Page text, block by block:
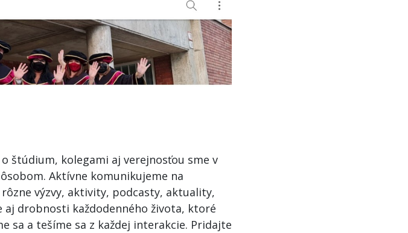
štúdium, kolegami aj verejnosťou sme v
Aktívne komunikujeme na
výzvy, aktivity, podcasty, aktuality,
drobnosti každodenného života, ktoré
sa a tešíme sa z každej interakcie. Pridajte